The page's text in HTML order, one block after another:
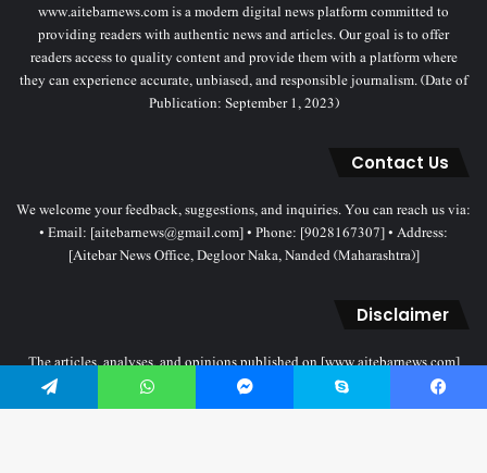
www.aitebarnews.com is a modern digital news platform committed to
providing readers with authentic news and articles. Our goal is to offer
readers access to quality content and provide them with a platform where
they can experience accurate, unbiased, and responsible journalism. (Date of
Publication: September 1, 2023)
Contact Us
We welcome your feedback, suggestions, and inquiries. You can reach us via:
• Email: [aitebarnews@gmail.com] • Phone: [9028167307] • Address:
[Aitebar News Office, Degloor Naka, Nanded (Maharashtra)]
Disclaimer
The articles, analyses, and opinions published on [www.aitebarnews.com]
solely represent the personal views and opinions of the authors. These views
do not necessarily reflect the stance of the Aitebar News management. Any
Facebook
Skype
Messenger
WhatsApp
Telegram